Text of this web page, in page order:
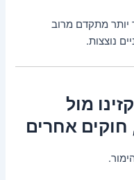
מתקדם מרוב
נוצצות.
מול
חוקים אחרים